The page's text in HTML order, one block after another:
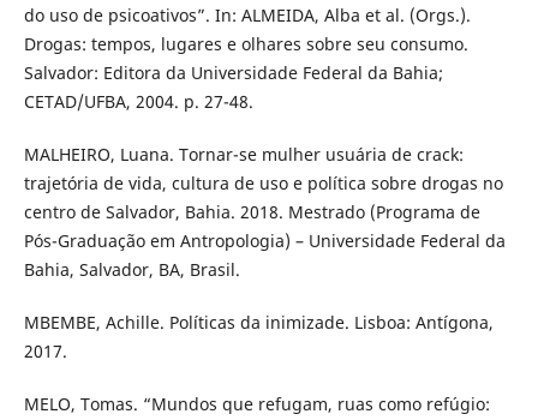
do uso de psicoativos”. In: ALMEIDA, Alba et al. (Orgs.).
Drogas: tempos, lugares e olhares sobre seu consumo.
Salvador: Editora da Universidade Federal da Bahia;
CETAD/UFBA, 2004. p. 27-48.
MALHEIRO, Luana. Tornar-se mulher usuária de crack:
trajetória de vida, cultura de uso e política sobre drogas no
centro de Salvador, Bahia. 2018. Mestrado (Programa de
Pós-Graduação em Antropologia) – Universidade Federal da
Bahia, Salvador, BA, Brasil.
MBEMBE, Achille. Políticas da inimizade. Lisboa: Antígona,
2017.
MELO, Tomas. “Mundos que refugam, ruas como refúgio: